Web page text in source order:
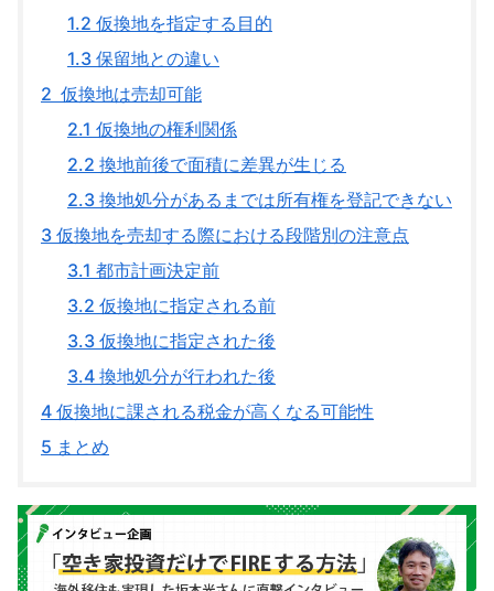
1.2 仮換地を指定する目的
1.3 保留地との違い
2 仮換地は売却可能
2.1 仮換地の権利関係
2.2 換地前後で面積に差異が生じる
2.3 換地処分があるまでは所有権を登記できない
3 仮換地を売却する際における段階別の注意点
3.1 都市計画決定前
3.2 仮換地に指定される前
3.3 仮換地に指定された後
3.4 換地処分が行われた後
4 仮換地に課される税金が高くなる可能性
5 まとめ